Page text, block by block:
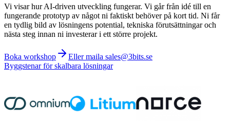
Vi visar hur AI-driven utveckling fungerar. Vi går från idé till en
fungerande prototyp av något ni faktiskt behöver på kort tid. Ni får
en tydlig bild av lösningens potential, tekniska förutsättningar och
nästa steg innan ni investerar i ett större projekt.
Boka workshop
Eller maila sales@3bits.se
Byggstenar för skalbara lösningar